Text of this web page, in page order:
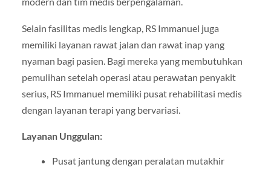
Selain fasilitas medis lengkap, RS Immanuel juga
memiliki layanan rawat jalan dan rawat inap yang
nyaman bagi pasien. Bagi mereka yang membutuhkan
pemulihan setelah operasi atau perawatan penyakit
serius, RS Immanuel memiliki pusat rehabilitasi medis
dengan layanan terapi yang bervariasi.
Layanan Unggulan:
Pusat jantung dengan peralatan mutakhir